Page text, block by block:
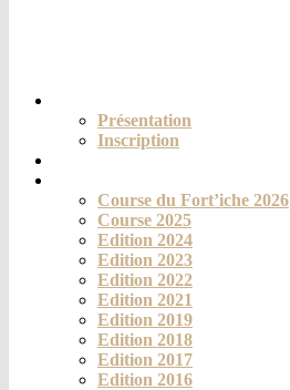
Présentation
Inscription
Course du Fort’iche 2026
Course 2025
Edition 2024
Edition 2023
Edition 2022
Edition 2021
Edition 2019
Edition 2018
Edition 2017
Edition 2016